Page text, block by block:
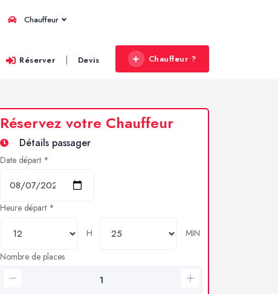
Chauffeur
Réserver | Devis Chauffeur ?
Réservez votre Chauffeur
Détails passager
Date départ *
Heure départ *
H
MIN
Nombre de places